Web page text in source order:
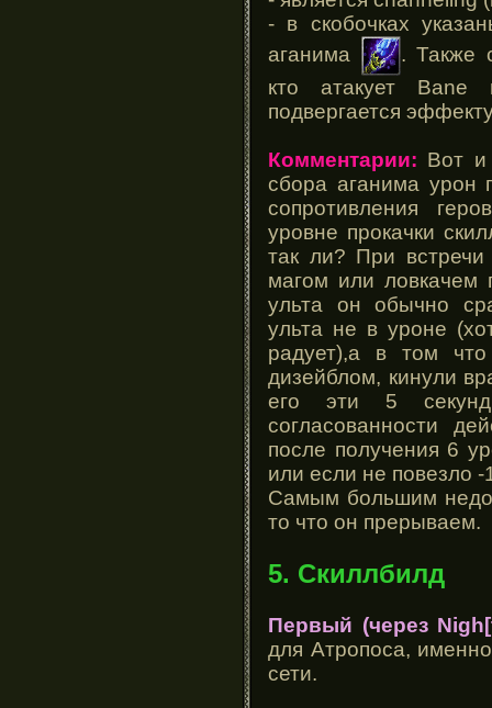
- в скобочках
аганима
. Также
кто атакует Bane
подвергается
Комментарии: Вот и
сбора аганима урон
сопротивления
уровне прокачки
так ли? При
магом или ловкачем
ульта он обычно
ульта не в уроне
радует),а в том
дизейблом, кинули
его эти 5
согласованности
после получения 6
или если не повезло
Самым большим
то что он прерываем.
5. Скиллбилд
Первый (через
для Атропоса,
сети.